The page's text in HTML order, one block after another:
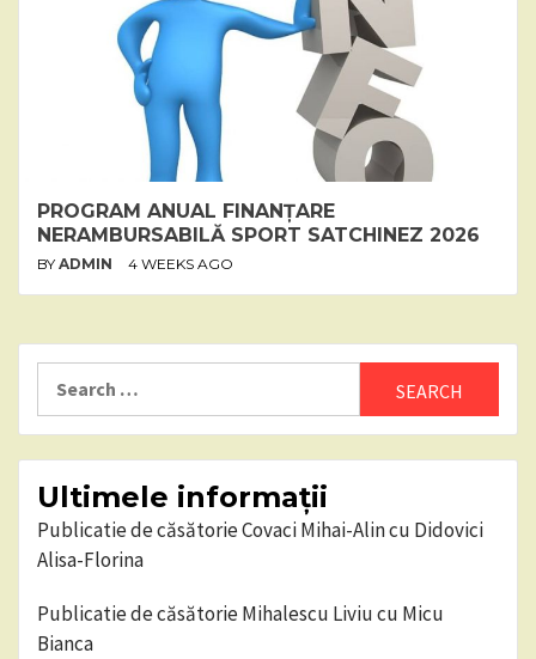
PROGRAM ANUAL FINANȚARE
NERAMBURSABILĂ SPORT SATCHINEZ 2026
BY ADMIN 4 WEEKS AGO
Ultimele informații
Publicatie de căsătorie Covaci Mihai-Alin cu Didovici
Alisa-Florina
Publicatie de căsătorie Mihalescu Liviu cu Micu
Bianca